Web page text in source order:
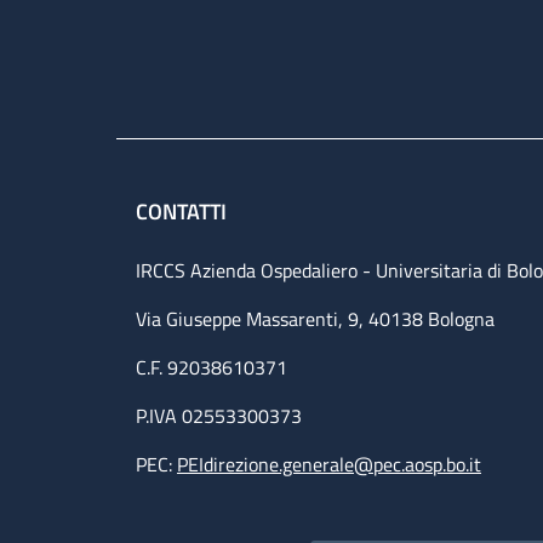
CONTATTI
IRCCS Azienda Ospedaliero - Universitaria di
Via Giuseppe Massarenti, 9, 40138 Bologna
C.F. 92038610371
P.IVA 02553300373
PEC: PEIdirezione.generale@pec.aosp.bo.it